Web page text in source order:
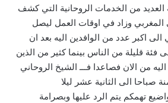
العديد من الخدمات الروحانية التي كشف
المغربي وزاد في اوقات العمل ليصل
اكبر عدد من الوافدين اليه بعد ان
قليلة من الناس بينما كثير من الذين
من الان فصاعدا فـــ الشيخ الروحاني
صباحا الى الثانية عشر ليلا
تهمكم يتم الرد عليها وبصرامة